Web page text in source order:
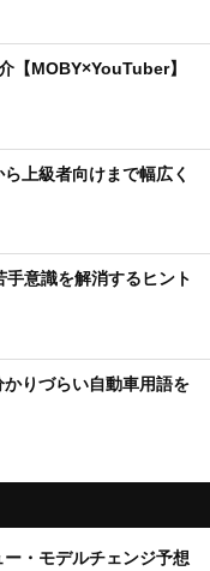
【MOBY×YouTuber】
ら上級者向けまで幅広く
手意識を解消するヒント
かりづらい自動車用語を
ー・モデルチェンジ予想